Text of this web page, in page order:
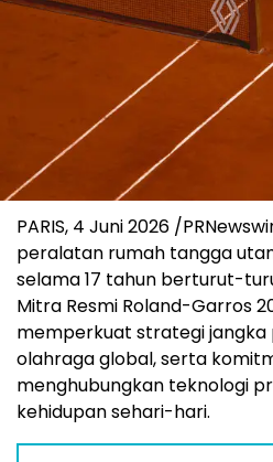
PARIS, 4 Juni 2026 /
peralatan rumah tangga
selama 17 tahun berturut-
Mitra Resmi Roland-Garros
memperkuat strategi jangka
olahraga global, serta
menghubungkan teknologi
kehidupan sehari-hari.